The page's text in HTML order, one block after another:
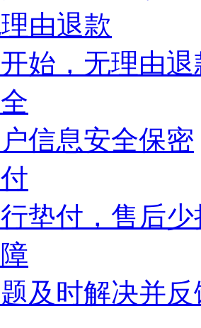
由退款
始，无理由退
信息安全保密
垫付，售后少
及时解决并反